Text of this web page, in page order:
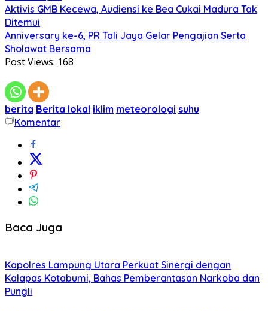
Aktivis GMB Kecewa, Audiensi ke Bea Cukai Madura Tak
Ditemui
Anniversary ke-6, PR Tali Jaya Gelar Pengajian Serta
Sholawat Bersama
Post Views: 168
berita Berita lokal iklim meteorologi suhu
Komentar
Baca Juga
Kapolres Lampung Utara Perkuat Sinergi dengan
Kalapas Kotabumi, Bahas Pemberantasan Narkoba dan
Pungli